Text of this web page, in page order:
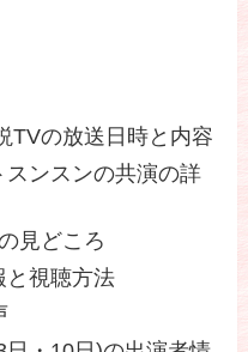
TVの放送日時と内容
ンスンの共演の詳
見どころ
と視聴方法